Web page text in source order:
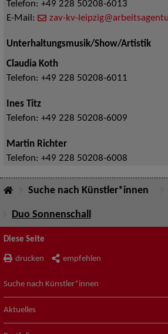
Telefon: +49 228 50208-6013
E-Mail:
zav-kv-
Unterhaltungsmusik/Show/Artistik
Claudia Koth
Telefon: +49 228 50208-6011
Ines Titz
Telefon: +49 228 50208-6009
Martin Richter
Telefon: +49 228 50208-6008
Suche nach Künstler*innen
Duo Sonnenschall
Diese Seite
drucken empfehlen
Suche nach Künstler*innen
Aktuelles